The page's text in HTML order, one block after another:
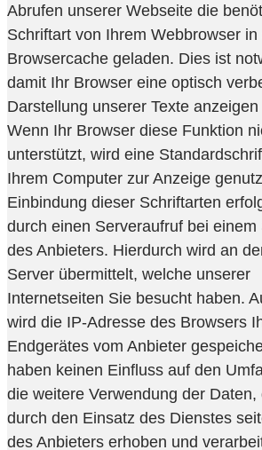
Abrufen unserer Webseite die
Schriftart von Ihrem Webbrowser in
Browsercache geladen. Dies ist
damit Ihr Browser eine optisch
Darstellung unserer Texte anzeigen
Wenn Ihr Browser diese Funktion
unterstützt, wird eine
Ihrem Computer zur Anzeige
Einbindung dieser Schriftarten
durch einen Serveraufruf bei einem
des Anbieters. Hierdurch wird an
Server übermittelt, welche unserer
Internetseiten Sie besucht haben.
wird die IP-Adresse des Browsers
Endgerätes vom Anbieter
haben keinen Einfluss auf den
die weitere Verwendung der Daten,
durch den Einsatz des Dienstes
des Anbieters erhoben und